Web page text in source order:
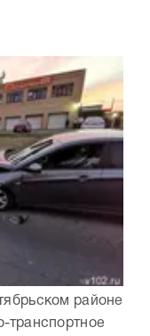
районе
транспортное